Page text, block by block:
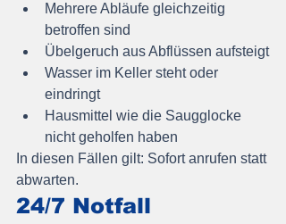
Mehrere Abläufe gleichzeitig
betroffen sind
Übelgeruch aus Abflüssen aufsteigt
Wasser im Keller steht oder
eindringt
Hausmittel wie die Saugglocke
nicht geholfen haben
In diesen Fällen gilt: Sofort anrufen statt
abwarten.
24/7 Notfall